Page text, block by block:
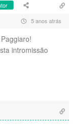
5 anos atrás
intromissão